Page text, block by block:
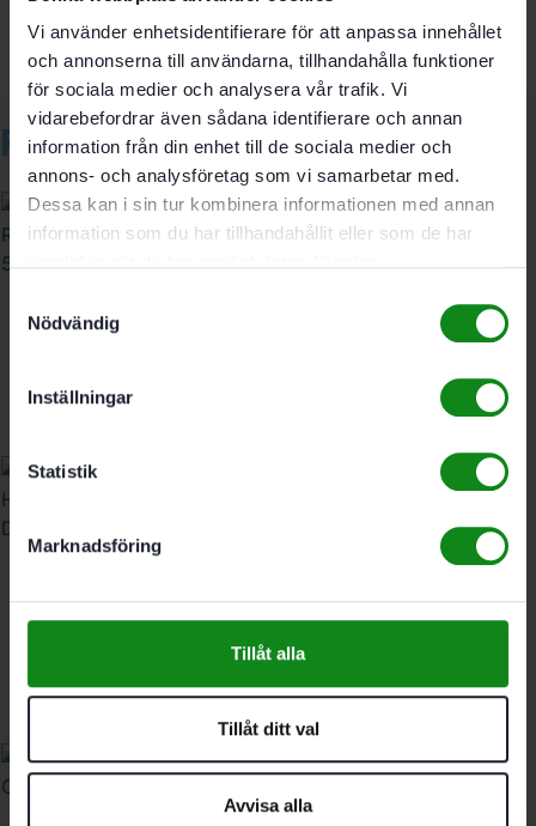
Vi använder enhetsidentifierare för att anpassa innehållet
och annonserna till användarna, tillhandahålla funktioner
för sociala medier och analysera vår trafik. Vi
vidarebefordrar även sådana identifierare och annan
information från din enhet till de sociala medier och
annons- och analysföretag som vi samarbetar med.
Dessa kan i sin tur kombinera informationen med annan
information som du har tillhandahållit eller som de har
Nödvändig
Inställningar
Statistik
Marknadsföring
Tillåt alla
Tillåt ditt val
Avvisa alla
Relaterade produkter
Festool Standardstädset
RS-ST D 27/36-Plus
Hantverkarstädset RS-
HW D 36-Plus